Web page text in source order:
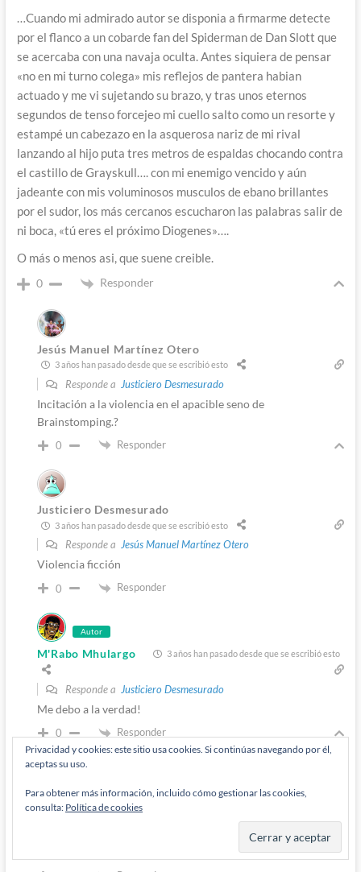
…Cuando mi admirado autor se disponia a firmarme detecte
por el flanco a un cobarde fan del Spiderman de Dan Slott que
se acercaba con una navaja oculta. Antes siquiera de pensar
«no en mi turno colega» mis reflejos de pantera habian
actuado y me vi sujetando su brazo, y tras unos eternos
segundos de tenso forcejeo mi cuello salto como un resorte y
estampé un cabezazo en la asquerosa nariz de mi rival
lanzando al hijo puta tres metros de espaldas chocando contra
el castillo de Grayskull…. con mi enemigo vencido y aún
jadeante con mis voluminosos musculos de ebano brillantes
por el sudor, los más cercanos escucharon las palabras salir de
ni boca, «tú eres el próximo Diogenes»….
O más o menos asi, que suene creible.
0 Responder
Jesús Manuel Martínez Otero
3 años han pasado desde que se escribió esto
Responde a Justiciero Desmesurado
Incitación a la violencia en el apacible seno de
Brainstomping.?
0 Responder
Justiciero Desmesurado
3 años han pasado desde que se escribió esto
Responde a Jesús Manuel Martínez Otero
Violencia ficción
0 Responder
Autor
M'Rabo Mhulargo 3 años han pasado desde que se escribió esto
Responde a Justiciero Desmesurado
Me debo a la verdad!
0 Responder
Justiciero Desmesurado
3 años han pasado desde que se escribió esto
Privacidad y cookies: este sitio usa cookies. Si continúas navegando por él,
aceptas su uso.
Para obtener más información, incluido cómo gestionar las cookies,
consulta: Política de cookies